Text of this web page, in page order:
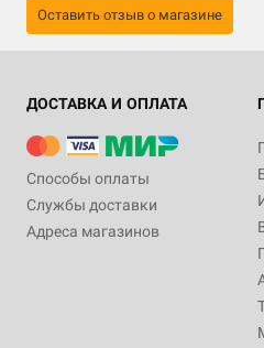
Оставить отзыв о магазине
ДОСТАВКА И ОПЛАТА
Способы оплаты
Службы доставки
Адреса магазинов